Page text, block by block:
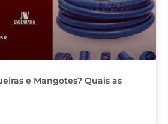
e Mangotes? Quais as